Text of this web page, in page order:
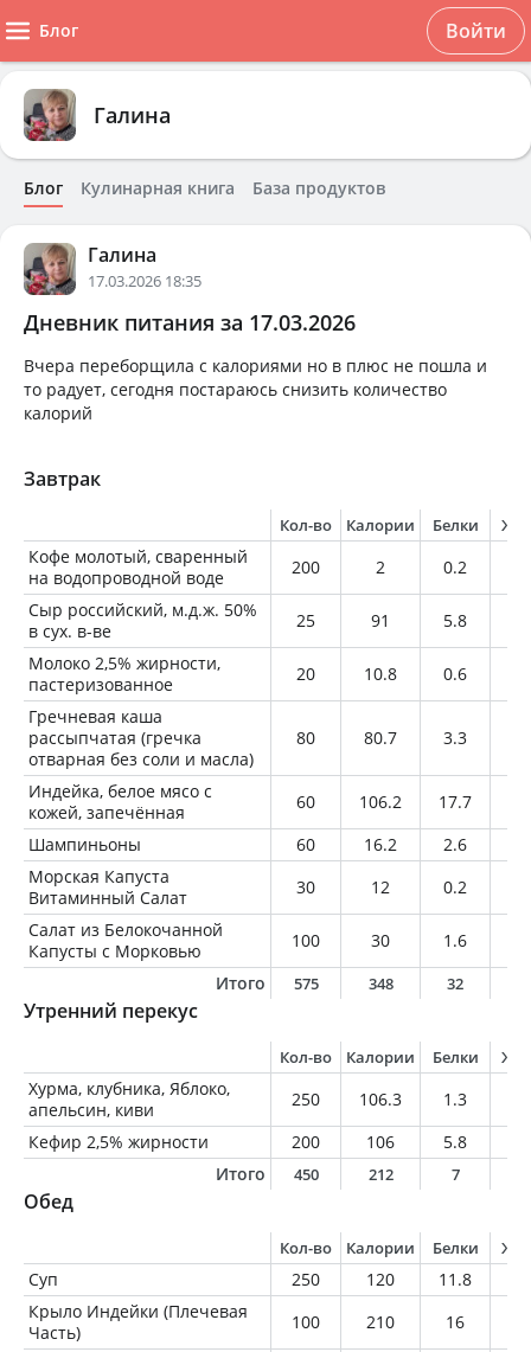
Блог Войти
Галина
Блог Кулинарная книга База продуктов
Галина
17.03.2026 18:35
Дневник питания за 17.03.2026
Вчера переборщила с калориями но в плюс не пошла и
то радует, сегодня постараюсь снизить количество
калорий
Завтрак
Кол-во Калории Белки
Кофе молотый, сваренный
на водопроводной воде
200 2 0.2
Сыр российский, м.д.ж. 50%
в сух. в-ве
25 91 5.8
Молоко 2,5% жирности,
пастеризованное
20 10.8 0.6
Гречневая каша
рассыпчатая (гречка
отварная без соли и масла)
80 80.7 3.3
Индейка, белое мясо с
кожей, запечённая
60 106.2 17.7
Шампиньоны
60 16.2 2.6
Морская Капуста
Витаминный Салат
30 12 0.2
Салат из Белокочанной
Капусты с Морковью
100 30 1.6
Итого
575 348 32
Утренний перекус
Кол-во Калории Белки
Хурма, клубника, Яблоко,
апельсин, киви
250 106.3 1.3
Кефир 2,5% жирности
200 106 5.8
Итого
450 212 7
Обед
Кол-во Калории Белки
Суп 250 120 11.8
Крыло Индейки (Плечевая
Часть)
100 210 16